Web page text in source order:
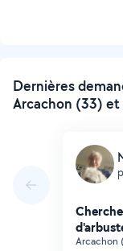
Dernières
Arcachon (33)
Arcachon